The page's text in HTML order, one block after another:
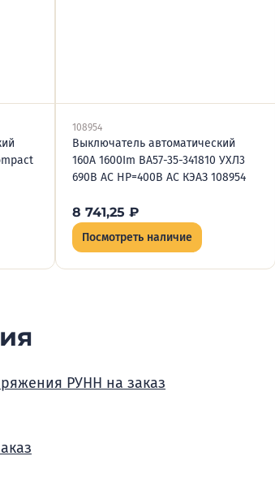
108954
Выключатель автоматический
160А 1600Im ВА57-35-341810 УХЛ3
690В AC НР=400В AC КЭАЗ 108954
8 741,25 ₽
Посмотреть наличие
РУНН на заказ